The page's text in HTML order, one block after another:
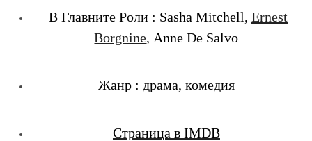
В Главните Роли: Sasha Mitchell, Ernest
Borgnine, Anne De Salvo
Жанр : драма, комедия
Страница в IMDB